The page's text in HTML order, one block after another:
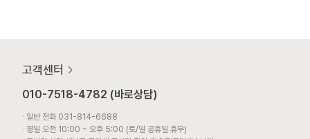
고객센터
010-7518-4782 (바로상담)
∙ 일반 전화 031-814-6688
∙ 평일 오전 10:00 ~ 오후 5:00 (토/일 공휴일 휴무)